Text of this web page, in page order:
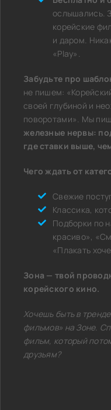
ослышались.
корейские
и даром.
«Play».
Забудьте про
не пишем:
своей глубиной и
поворотами». Мы
железные нервы:
где ставки выше,
Чего ждать от
Свежие
Классика,
Подборки по
красиво»,
«Плакать
Зона — твой
корейского кино.
Хочешь быть в
фильмов» на Зоне.
фильм, который
друзьям?